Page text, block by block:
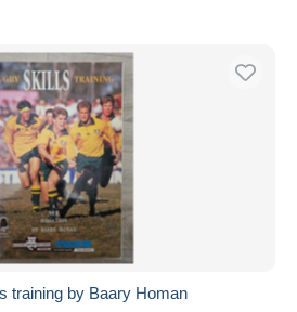
training by Baary Homan